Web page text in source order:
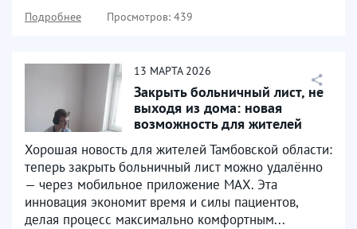
Подробнее Просмотров: 439
13 МАРТА 2026
Закрыть больничный лист, не
выходя из дома: новая
возможность для жителей
ТОГБУЗ «Моршанской...
Хорошая новость для жителей Тамбовской области:
теперь закрыть больничный лист можно удалённо
— через мобильное приложение МАХ. Эта
инновация экономит время и силы пациентов,
делая процесс максимально комфортным...